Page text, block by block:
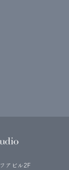
アビル2F